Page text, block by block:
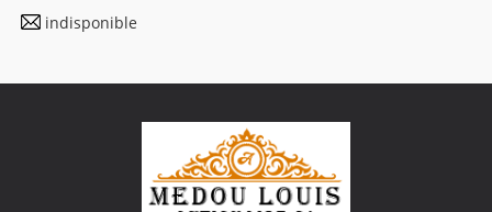
indisponible